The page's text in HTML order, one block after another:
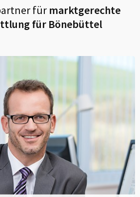
fürmarktgerechte
für Bönebüttel